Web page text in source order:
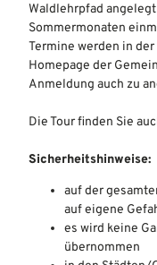
Waldlehrpfad
Sommermonaten
Termine werden in
Homepage der
Anmeldung auch zu
Die Tour finden Sie
Sicherheitshinweise:
auf der
auf eigene
es wird keine
übernommen